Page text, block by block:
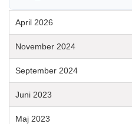
April 2026
November 2024
September 2024
Juni 2023
Maj 2023